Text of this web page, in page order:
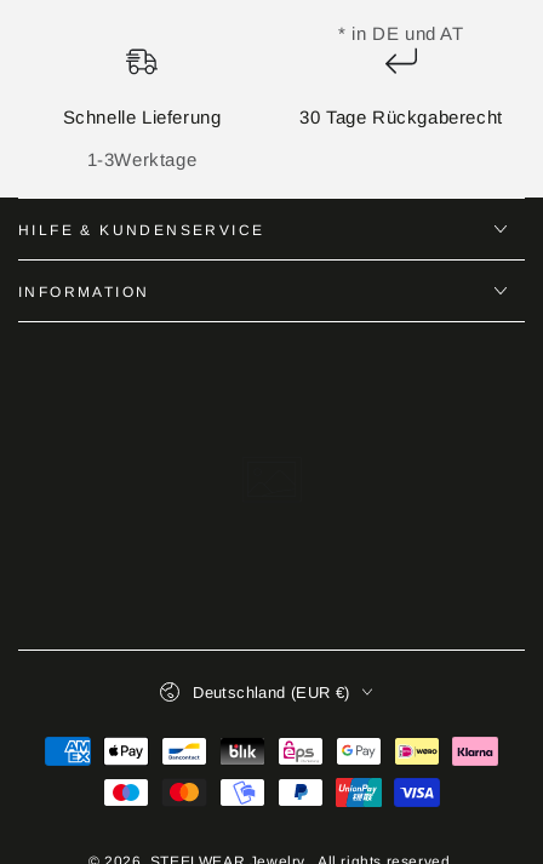
* in DE und AT
Schnelle Lieferung
1-3Werktage
30 Tage Rückgaberecht
HILFE & KUNDENSERVICE
INFORMATION
Deutschland (EUR €)
Zahlungsmöglichkeiten